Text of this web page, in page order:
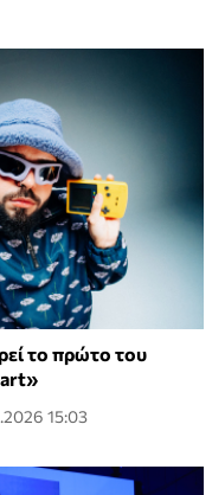
το πρώτο του
15:03